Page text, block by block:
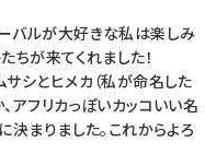
バルが大好きな私は楽しみ
ちが来てくれました！
シとヒメカ（私が命名した
アフリカっぽいカッコいい名
決まりました。これからよろ